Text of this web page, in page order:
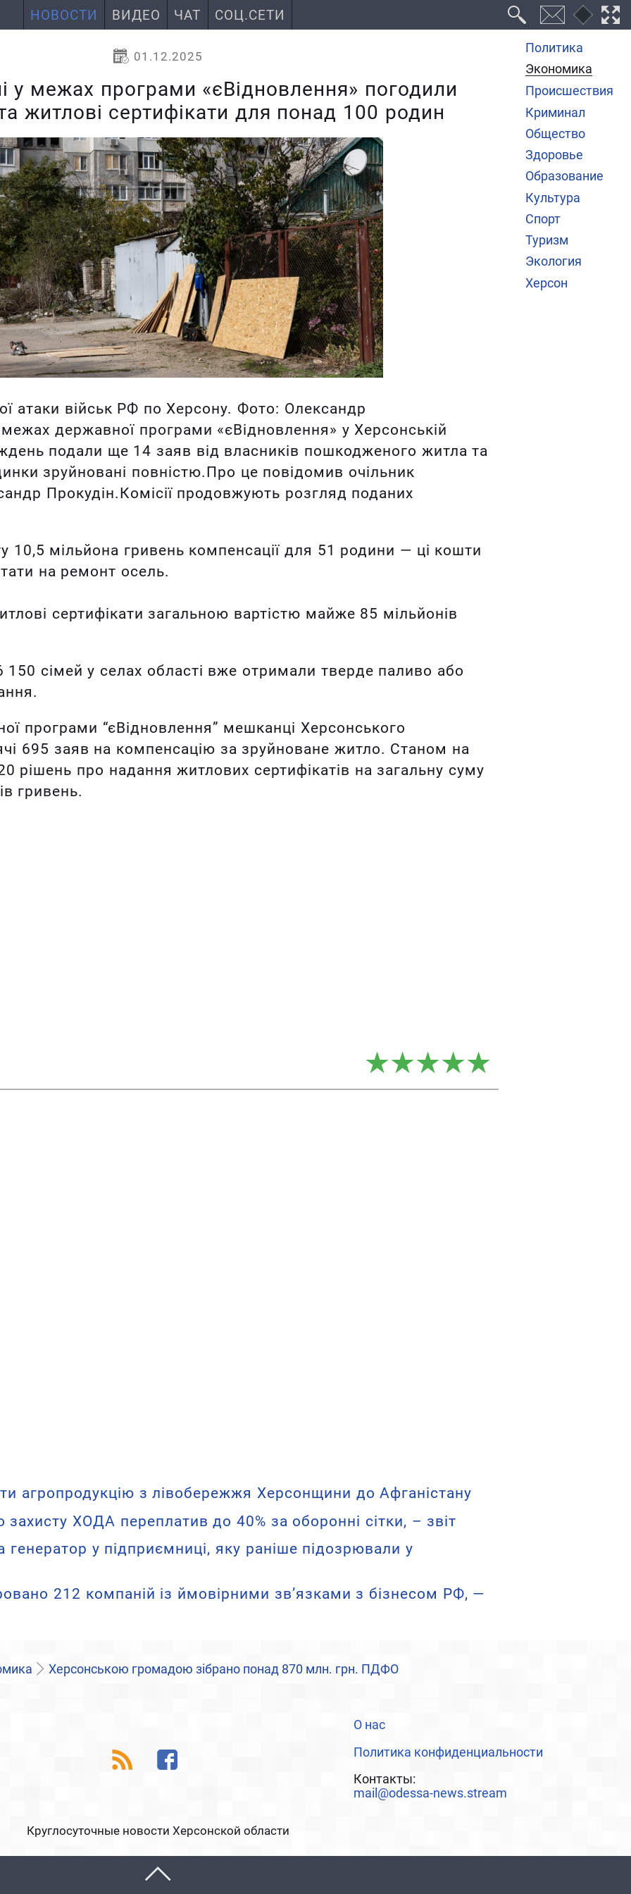
НОВОСТИ ВИДЕО ЧАТ СОЦ.СЕТИ
Политика
Экономика
Происшествия
Криминал
Общество
Здоровье
Образование
Культура
Спорт
Туризм
Экология
Херсон
01.12.2025
у межах програми «єВідновлення» погодили
житлові сертифікати для понад 100 родин
атаки військ РФ по Херсону. Фото: Олександр
державної програми «єВідновлення» у Херсонській
подали ще 14 заяв від власників пошкодженого житла та
зруйновані повністю.Про це повідомив очільник
Прокудін.Комісії продовжують розгляд поданих
10,5 мільйона гривень компенсації для 51 родини — ці кошти
на ремонт осель.
сертифікати загальною вартістю майже 85 мільйонів
сімей у селах області вже отримали тверде паливо або
програми “єВідновлення” мешканці Херсонського
695 заяв на компенсацію за зруйноване житло. Станом на
рішень про надання житлових сертифікатів на загальну суму
гривень.
агропродукцію з лівобережжя Херсонщини до Афганістану
захисту ХОДА переплатив до 40% за оборонні сітки, – звіт
у підприємниці, яку раніше підозрювали у
212 компаній із ймовірними зв’язками з бізнесом РФ, —
Херсонською громадою зібрано понад 870 млн. грн. ПДФО
О нас
Политика конфиденциальности
Контакты:
mail@odessa-news.stream
Круглосуточные новости Херсонской области